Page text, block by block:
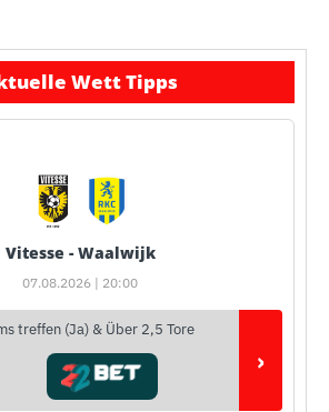
Wett Tipps
Vitesse - Waalwijk
07.08.2026 | 20:00
treffen (Ja) & Über 2,5 Tore
›